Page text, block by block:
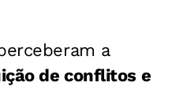
a
de conflitos e